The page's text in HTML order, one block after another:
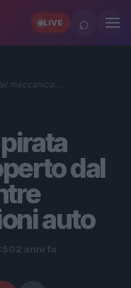
LIVE ⌕
meccanico…
dal
auto
2 anni fa